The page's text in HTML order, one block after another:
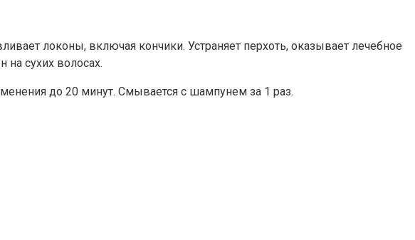
локоны, включая кончики. Устраняет перхоть, оказывает лечебное
сухих волосах.
до 20 минут. Смывается с шампунем за 1 раз.